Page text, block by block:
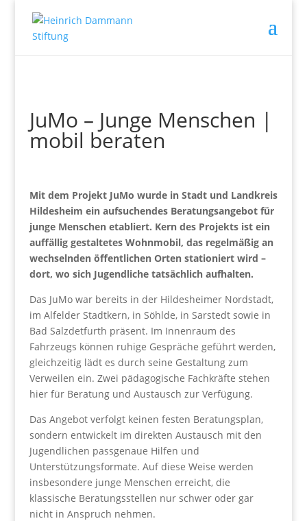
JuMo – Junge Menschen |
mobil beraten
Mit dem Projekt JuMo wurde in Stadt und Landkreis
Hildesheim ein aufsuchendes Beratungsangebot für
junge Menschen etabliert. Kern des Projekts ist ein
auffällig gestaltetes Wohnmobil, das regelmäßig an
wechselnden öffentlichen Orten stationiert wird –
dort, wo sich Jugendliche tatsächlich aufhalten.
Das JuMo war bereits in der Hildesheimer Nordstadt,
im Alfelder Stadtkern, in Söhlde, in Sarstedt sowie in
Bad Salzdetfurth präsent. Im Innenraum des
Fahrzeugs können ruhige Gespräche geführt werden,
gleichzeitig lädt es durch seine Gestaltung zum
Verweilen ein. Zwei pädagogische Fachkräfte stehen
hier für Beratung und Austausch zur Verfügung.
Das Angebot verfolgt keinen festen Beratungsplan,
sondern entwickelt im direkten Austausch mit den
Jugendlichen passgenaue Hilfen und
Unterstützungsformate. Auf diese Weise werden
insbesondere junge Menschen erreicht, die
klassische Beratungsstellen nur schwer oder gar
nicht in Anspruch nehmen.